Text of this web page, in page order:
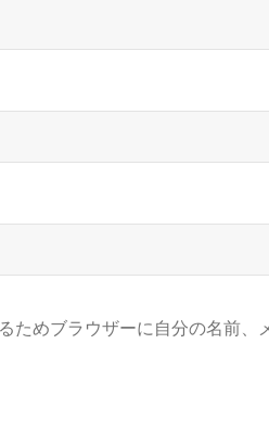
ためブラウザーに自分の名前、